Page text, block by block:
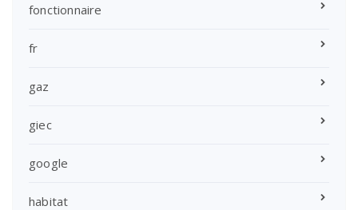
fonctionnaire
fr
gaz
giec
google
habitat